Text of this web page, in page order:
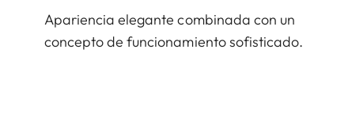
Apariencia elegante combinada con un
concepto de funcionamiento sofisticado.